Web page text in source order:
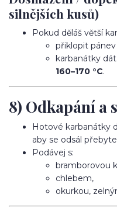
silnějších kusů)
Pokud děláš větší
přiklopit pánev
karbanátky
160–170 °C.
8) Odkapání a
Hotové karbanátky
aby se odsál
Podávej s:
bramborovou
chlebem,
okurkou,